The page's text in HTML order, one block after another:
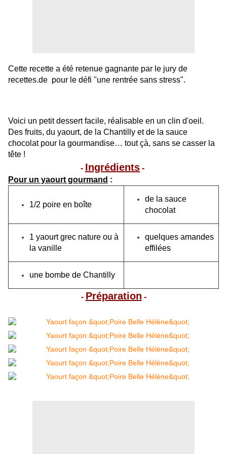
Cette recette a été retenue gagnante par le jury de
recettes.de pour le défi "une rentrée sans stress".
Voici un petit dessert facile, réalisable en un clin d'oeil.
Des fruits, du yaourt, de la Chantilly et de la sauce
chocolat pour la gourmandise… tout çà, sans se casser la
tête !
- Ingrédients -
Pour un yaourt gourmand :
1/2 poire en boîte
de la sauce
chocolat
1 yaourt grec nature ou à
la vanille
quelques amandes
effilées
une bombe de Chantilly
- Préparation -